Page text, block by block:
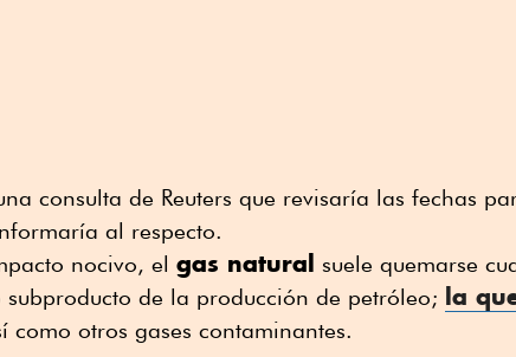
consulta de Reuters que revisaría las fechas
al respecto.
nocivo, el gas natural suele quemarse
de la producción de petróleo; la
como otros gases contaminantes.